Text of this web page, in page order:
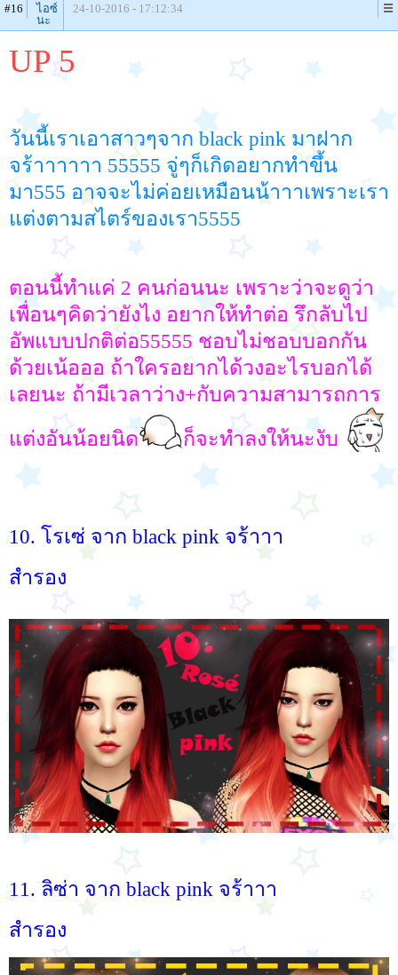
#16
ไอซ์
นะ
24-10-2016 - 17:12:34
UP 5
วันนี้เราเอาสาวๆจาก black pink มาฝาก
จร้าาาาาา 55555 จู่ๆก็เกิดอยากทำขึ้น
มา555 อาจจะไม่ค่อยเหมือนน้าาาเพราะเรา
แต่งตามสไตร์ของเรา5555
ตอนนี้ทำแค่ 2 คนก่อนนะ เพราะว่าจะดูว่า
เพื่อนๆคิดว่ายังไง อยากให้ทำต่อ รึกลับไป
อัพแบบปกติต่อ55555 ชอบไม่ชอบบอกกัน
ด้วยเน้อออ ถ้าใครอยากได้วงอะไรบอกได้
เลยนะ ถ้ามีเวลาว่าง+กับความสามารถการ
แต่งอันน้อยนิด
ก็จะทำลงให้นะงับ
10. โรเซ่ จาก black pink จร้าาา
สำรอง
11. ลิซ่า จาก black pink จร้าาา
สำรอง